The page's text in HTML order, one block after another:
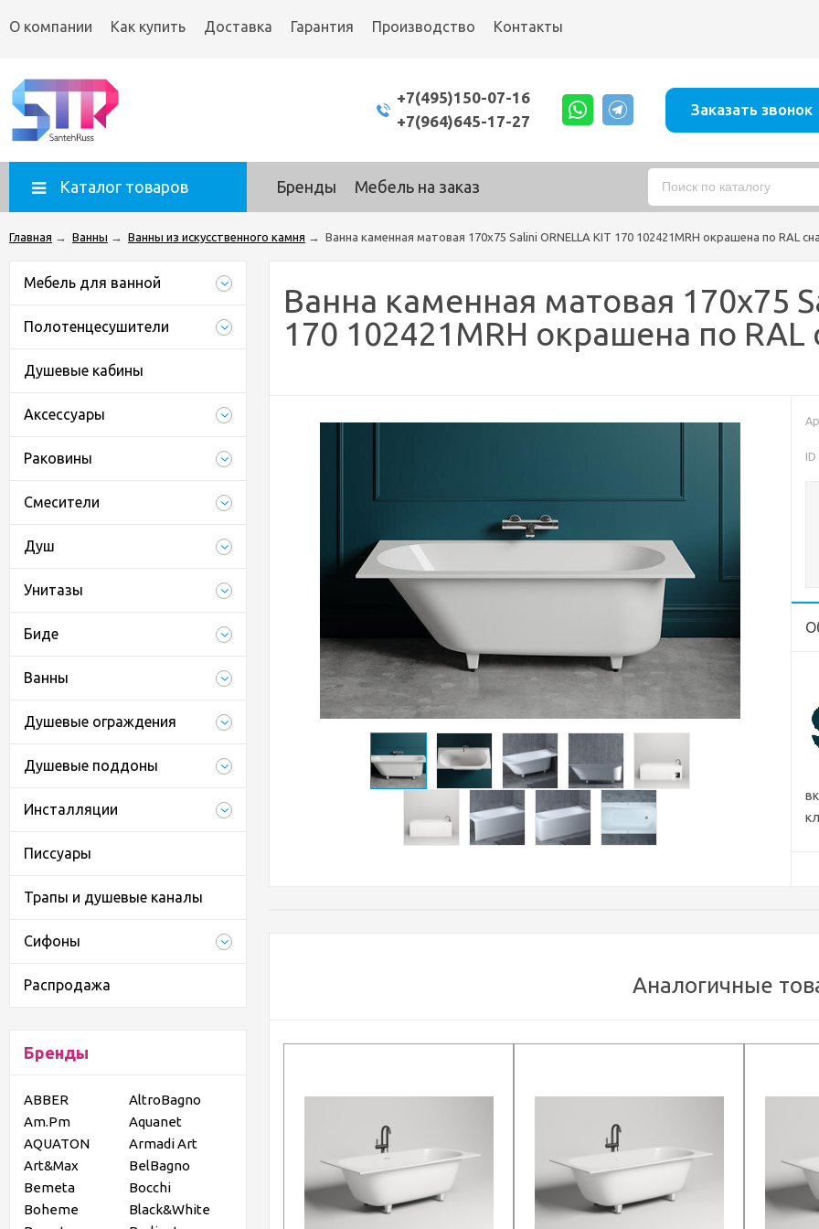
О компании Как купить Доставка Гарантия Производство Контакты
+7(495)150-07-16
+7(964)645-17-27
Заказать звонок
Каталог товаров Бренды Мебель на заказ
Главная → Ванны → Ванны из искусственного камня → Ванна каменная матовая 170х75 Salini ORNELLA KIT 170 102421MRH окрашена по RAL
Мебель для ванной
Полотенцесушители
Душевые кабины
Аксессуары
Раковины
Смесители
Душ
Унитазы
Биде
Ванны
Душевые ограждения
Душевые поддоны
Инсталляции
Писсуары
Трапы и душевые каналы
Сифоны
Распродажа
Бренды
ABBER
AltroBagno
Am.Pm
Aquanet
AQUATON
Armadi Art
Art&Max
BelBagno
Bemeta
Bocchi
Boheme
Black&White
Ванна каменная матовая 170х75
170 102421MRH окрашена по RAL
Аналогичные